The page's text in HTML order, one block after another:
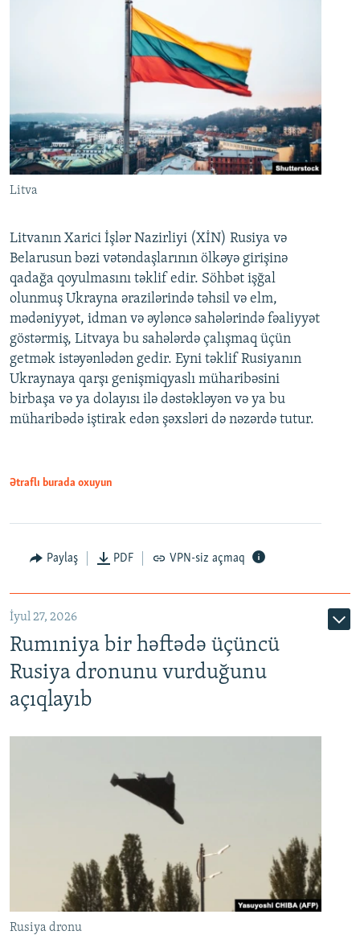
Litva
Litvanın Xarici İşlər Nazirliyi (XİN) Rusiya və
Belarusun bəzi vətəndaşlarının ölkəyə girişinə
qadağa qoyulmasını təklif edir. Söhbət işğal
olunmuş Ukrayna ərazilərində təhsil və elm,
mədəniyyət, idman və əyləncə sahələrində fəaliyyət
göstərmiş, Litvaya bu sahələrdə çalışmaq üçün
getmək istəyənlədən gedir. Eyni təklif Rusiyanın
Ukraynaya qarşı genişmiqyaslı müharibəsini
birbaşa və ya dolayısı ilə dəstəkləyən və ya bu
müharibədə iştirak edən şəxsləri də nəzərdə tutur.
Ətraflı burada oxuyun
Paylaş PDF VPN-siz açmaq
İyul 27, 2026
Rumıniya bir həftədə üçüncü
Rusiya dronunu vurduğunu
açıqlayıb
Rusiya dronu